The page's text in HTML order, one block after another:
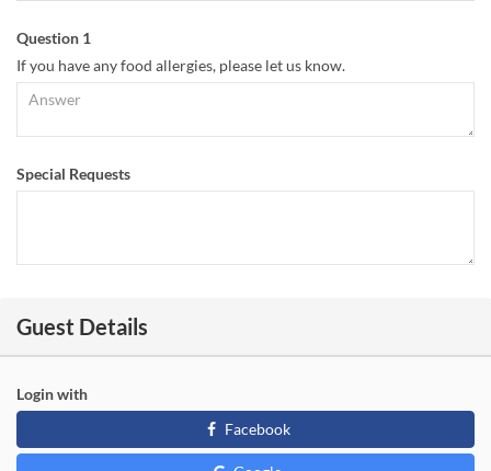
Question 1
If you have any food allergies, please let us know.
Special Requests
Guest Details
Login with
Facebook